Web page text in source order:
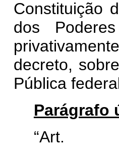
Constituição
dos
decreto,
Pública
Parágrafo